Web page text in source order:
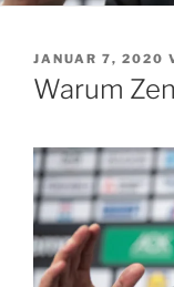
AM
JANUAR 7, 2020
Warum